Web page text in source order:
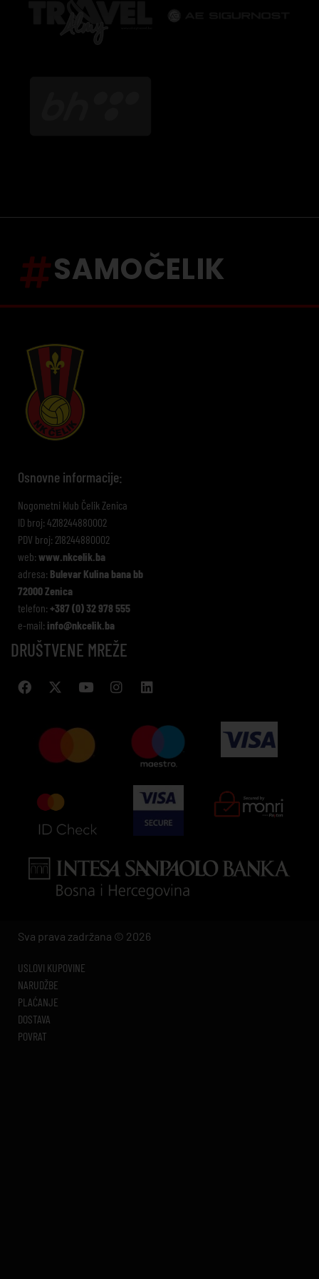
SAMOČELIK
Osnovne informacije:
Nogometni klub Čelik Zenica
ID broj: 4218244880002
PDV broj: 218244880002
web: www.nkcelik.ba
adresa: Bulevar Kulina bana bb
72000 Zenica
telefon: +387 (0) 32 978 555
e-mail: info@nkcelik.ba
DRUŠTVENE MREŽE
Sva prava zadržana © 2026
USLOVI KUPOVINE
NARUDŽBE
PLAĆANJE
DOSTAVA
POVRAT